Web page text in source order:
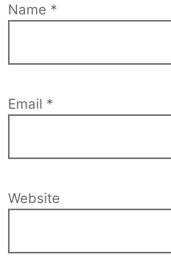
Name *
Email *
Website